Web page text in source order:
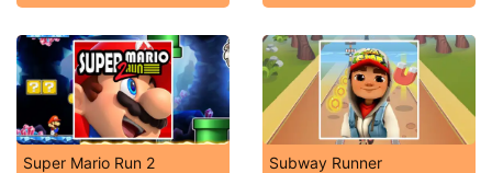
Super Mario Run 2 Subway Runner